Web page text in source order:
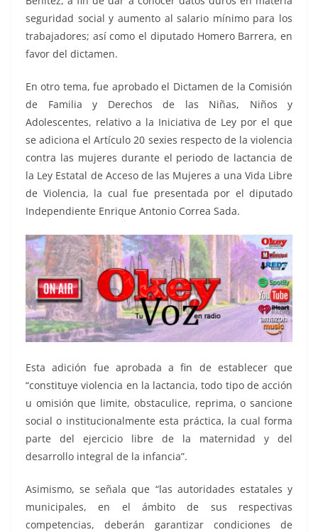
seguridad social y aumento al salario mínimo para los
trabajadores; así como el diputado Homero Barrera, en
favor del dictamen.
En otro tema, fue aprobado el Dictamen de la Comisión
de Familia y Derechos de las Niñas, Niños y
Adolescentes, relativo a la Iniciativa de Ley por el que
se adiciona el Artículo 20 sexies respecto de la violencia
contra las mujeres durante el periodo de lactancia de
la Ley Estatal de Acceso de las Mujeres a una Vida Libre
de Violencia, la cual fue presentada por el diputado
Independiente Enrique Antonio Correa Sada.
Esta adición fue aprobada a fin de establecer que
“constituye violencia en la lactancia, todo tipo de acción
u omisión que limite, obstaculice, reprima, o sancione
social o institucionalmente esta práctica, la cual forma
parte del ejercicio libre de la maternidad y del
desarrollo integral de la infancia”.
Asimismo, se señala que “las autoridades estatales y
municipales, en el ámbito de sus respectivas
competencias, deberán garantizar condiciones de